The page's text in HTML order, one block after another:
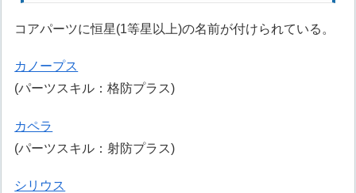
コアパーツに恒星(1等星以上)の名前が付けられている。
カノープス
(パーツスキル：格防プラス)
カペラ
(パーツスキル：射防プラス)
シリウス